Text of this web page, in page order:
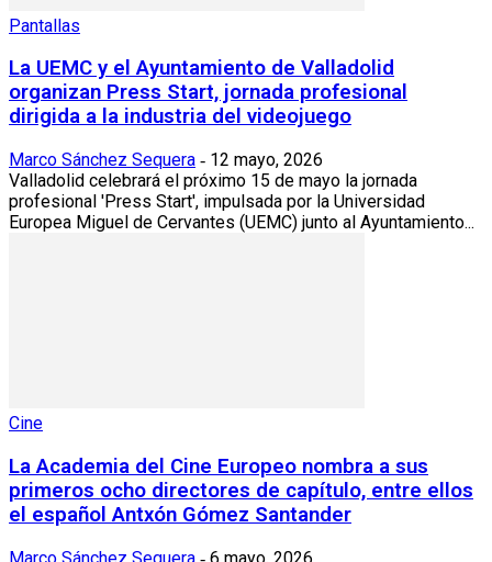
Pantallas
La UEMC y el Ayuntamiento de Valladolid
organizan Press Start, jornada profesional
dirigida a la industria del videojuego
Marco Sánchez Sequera - 12 mayo, 2026
Valladolid celebrará el próximo 15 de mayo la jornada
profesional 'Press Start', impulsada por la Universidad
Europea Miguel de Cervantes (UEMC) junto al Ayuntamiento...
Cine
La Academia del Cine Europeo nombra a sus
primeros ocho directores de capítulo, entre ellos
el español Antxón Gómez Santander
Marco Sánchez Sequera - 6 mayo, 2026